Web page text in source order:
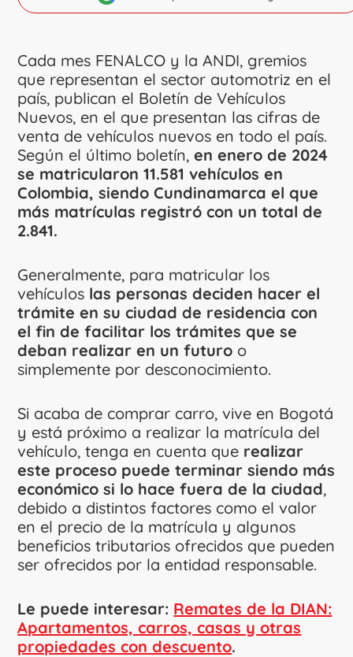
Cada mes FENALCO y la ANDI, gremios
que representan el sector automotriz en el
país, publican el Boletín de Vehículos
Nuevos, en el que presentan las cifras de
venta de vehículos nuevos en todo el país.
Según el último boletín,en enero de 2024
se matricularon 11.581 vehículos en
Colombia, siendo Cundinamarca el que
más matrículas registró con un total de
2.841.
Generalmente, para matricular los
vehículos las personas deciden hacer el
trámite en su ciudad de residencia con
el fin de facilitar los trámites que se
deban realizar en un futuro o
simplemente por desconocimiento.
Si acaba de comprar carro, vive en Bogotá
y está próximo a realizar la matrícula del
vehículo, tenga en cuenta que realizar
este proceso puede terminar siendo más
económico si lo hace fuera de la ciudad,
debido a distintos factores como el valor
en el precio de la matrícula y algunos
beneficios tributarios ofrecidos que pueden
ser ofrecidos por la entidad responsable.
Le puede interesar: Remates de la DIAN:
Apartamentos, carros, casas y otras
propiedades con descuento.